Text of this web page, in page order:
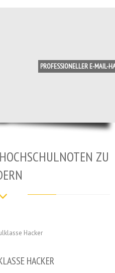
PROFESSIONELLER E-MAIL-
HOCHSCHULNOTEN ZU
HACKER